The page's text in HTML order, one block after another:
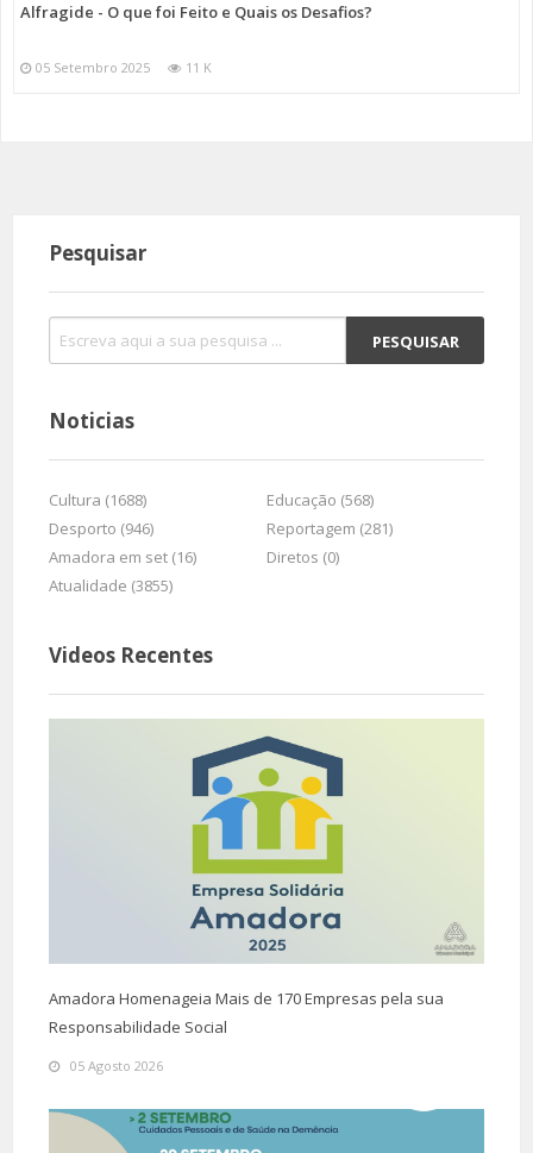
Alfragide - O que foi Feito e Quais os Desafios?
05 Setembro 2025 11 K
Pesquisar
Noticias
Cultura (1688)
Educação (568)
Desporto (946)
Reportagem (281)
Amadora em set (16)
Diretos (0)
Atualidade (3855)
Videos Recentes
Amadora Homenageia Mais de 170 Empresas pela sua
Responsabilidade Social
05 Agosto 2026